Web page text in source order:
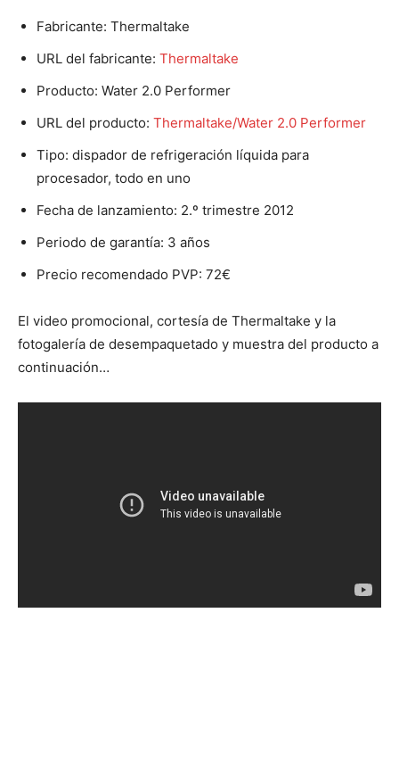
Fabricante: Thermaltake
URL del fabricante: Thermaltake
Producto: Water 2.0 Performer
URL del producto: Thermaltake/Water 2.0 Performer
Tipo: dispador de refrigeración líquida para
procesador, todo en uno
Fecha de lanzamiento: 2.º trimestre 2012
Periodo de garantía: 3 años
Precio recomendado PVP: 72€
El video promocional, cortesía de Thermaltake y la
fotogalería de desempaquetado y muestra del producto a
continuación…